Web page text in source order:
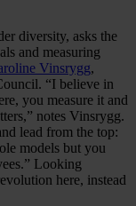
diversity, asks the
and measuring
Vinsrygg,
“I believe in
you measure it and
notes Vinsrygg.
lead from the top:
models but you
Looking
here, instead